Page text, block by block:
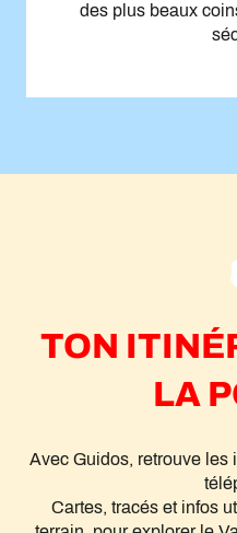
des plus beaux
TON
LA
Avec Guidos, retrouve les
Cartes, tracés et infos